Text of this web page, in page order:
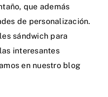
que además
de personalización.
sándwich para
interesantes
en nuestro blog